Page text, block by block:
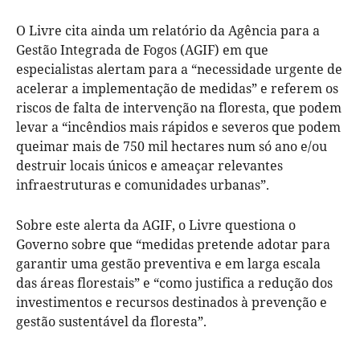
O Livre cita ainda um relatório da Agência para a
Gestão Integrada de Fogos (AGIF) em que
especialistas alertam para a “necessidade urgente de
acelerar a implementação de medidas” e referem os
riscos de falta de intervenção na floresta, que podem
levar a “incêndios mais rápidos e severos que podem
queimar mais de 750 mil hectares num só ano e/ou
destruir locais únicos e ameaçar relevantes
infraestruturas e comunidades urbanas”.
Sobre este alerta da AGIF, o Livre questiona o
Governo sobre que “medidas pretende adotar para
garantir uma gestão preventiva e em larga escala
das áreas florestais” e “como justifica a redução dos
investimentos e recursos destinados à prevenção e
gestão sustentável da floresta”.